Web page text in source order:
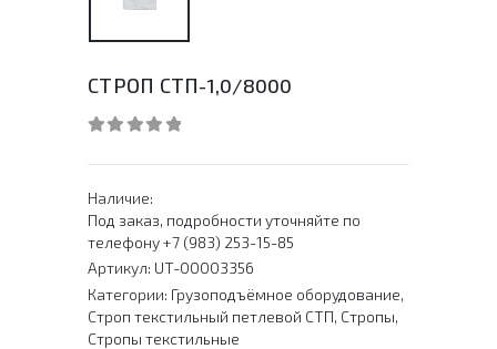
СТРОП СТП-1,0/8000
Наличие:
Под заказ, подробности уточняйте по
телефону +7 (983) 253-15-85
Артикул: UT-00003356
Категории: Грузоподъёмное оборудование,
Строп текстильный петлевой СТП, Стропы,
Стропы текстильные